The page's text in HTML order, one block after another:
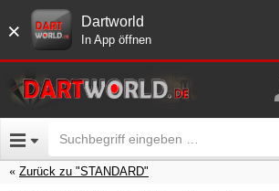
× Dartworld
In App öffnen
Zurück zu "STANDARD"